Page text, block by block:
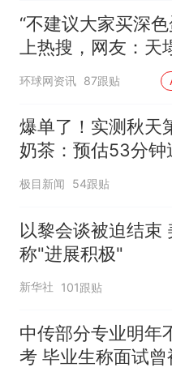
“不建议大家买深色
上热搜，网友：天
环球网资讯 87跟贴
爆单了！实测秋天
奶茶：预估53分钟
实际耗时92分钟
极目新闻 54跟贴
以黎会谈被迫结束
称"进展积极"
新华社 101跟贴
中传部分专业明年
考 毕业生称面试曾